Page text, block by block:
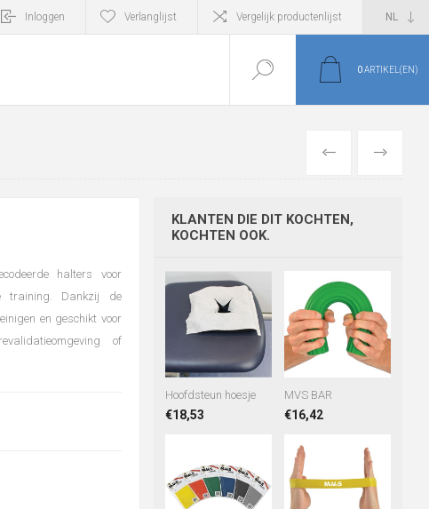
Inloggen Verlanglijst Vergelijk productenlijst
0ARTIKEL(EN)
VORIGE
halters voor
training. Dankzij de
en geschikt voor
of
KLANTEN DIE DIT KOCHTEN,
KOCHTEN OOK.
Hoofdsteun hoesje
€18,53
MVS BAR
€16,42